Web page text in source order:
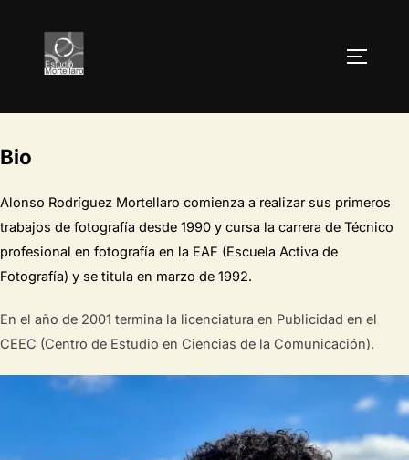
content
Bio
Alonso Rodríguez Mortellaro comienza a realizar sus primeros
trabajos de fotografía desde 1990 y cursa la carrera de Técnico
profesional en fotografía en la EAF (Escuela Activa de
Fotografía) y se titula en marzo de 1992.
En el año de 2001 termina la licenciatura en Publicidad en el
CEEC (Centro de Estudio en Ciencias de la Comunicación).